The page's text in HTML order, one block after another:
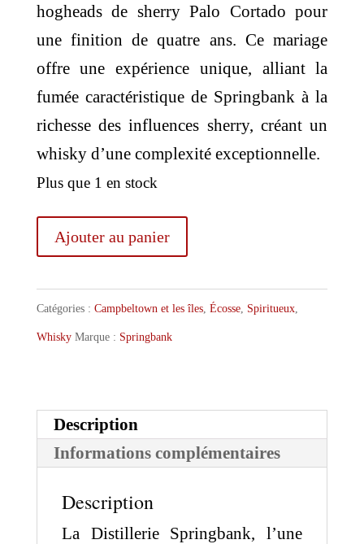
hogheads de sherry Palo Cortado pour
une finition de quatre ans. Ce mariage
offre une expérience unique, alliant la
fumée caractéristique de Springbank à la
richesse des influences sherry, créant un
whisky d’une complexité exceptionnelle.
Plus que 1 en stock
quantité
de
Springbank
10
ans
Ajouter au panier
Catégories : Campbeltown et les îles, Écosse, Spiritueux,
Whisky Marque : Springbank
Description
Informations complémentaires
Description
La Distillerie Springbank, l’une